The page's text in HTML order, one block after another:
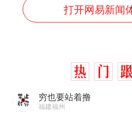
打开网易新闻
穷也要站着撸
福建福州